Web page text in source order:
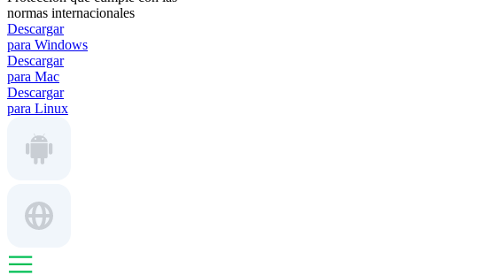
normas internacionales
Descargar
para Windows
Descargar
para Mac
Descargar
para Linux